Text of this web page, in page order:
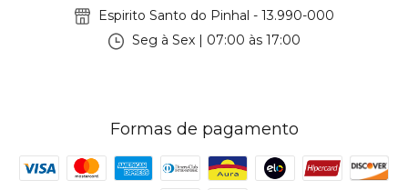
Espirito Santo do Pinhal - 13.990-000
Seg à Sex | 07:00 às 17:00
Formas de pagamento